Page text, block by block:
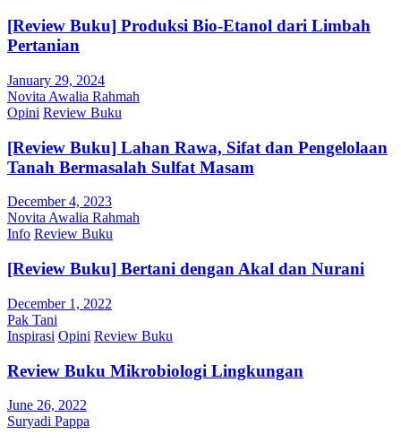
[Review Buku] Produksi Bio-Etanol dari Limbah
Pertanian
January 29, 2024
Novita Awalia Rahmah
Opini Review Buku
[Review Buku] Lahan Rawa, Sifat dan Pengelolaan
Tanah Bermasalah Sulfat Masam
December 4, 2023
Novita Awalia Rahmah
Info Review Buku
[Review Buku] Bertani dengan Akal dan Nurani
December 1, 2022
Pak Tani
Inspirasi Opini Review Buku
Review Buku Mikrobiologi Lingkungan
June 26, 2022
Suryadi Pappa